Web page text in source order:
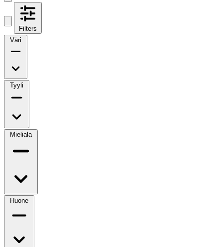
Filters
Väri
Tyyli
Mieliala
Huone